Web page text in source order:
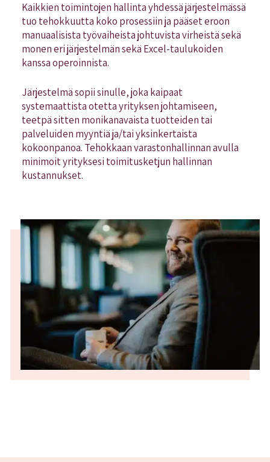
Kaikkien toimintojen hallinta yhdessä järjestelmässä
tuo tehokkuutta koko prosessiin ja pääset eroon
manuaalisista työvaiheista johtuvista virheistä sekä
monen eri järjestelmän sekä Excel-taulukoiden
kanssa operoinnista.
Järjestelmä sopii sinulle, joka kaipaat
systemaattista otetta yrityksen johtamiseen,
teetpä sitten monikanavaista tuotteiden tai
palveluiden myyntiä ja/tai yksinkertaista
kokoonpanoa. Tehokkaan varastonhallinnan avulla
minimoit yrityksesi toimitusketjun hallinnan
kustannukset.